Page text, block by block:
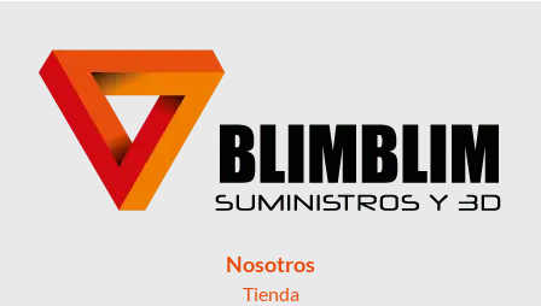
Nosotros
Tienda